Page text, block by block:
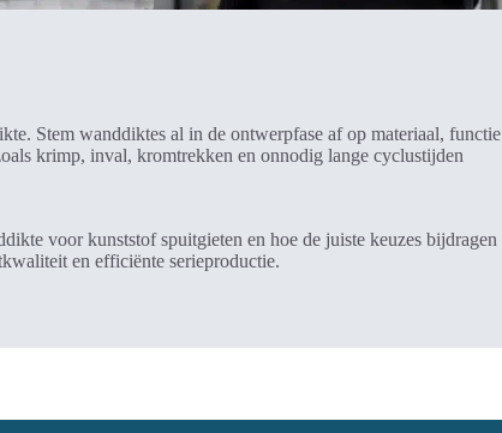
Stem wanddiktes al in de ontwerpfase af op materiaal, functie
krimp, inval, kromtrekken en onnodig lange cyclustijden
voor kunststof spuitgieten en hoe de juiste keuzes bijdragen
en efficiënte serieproductie.